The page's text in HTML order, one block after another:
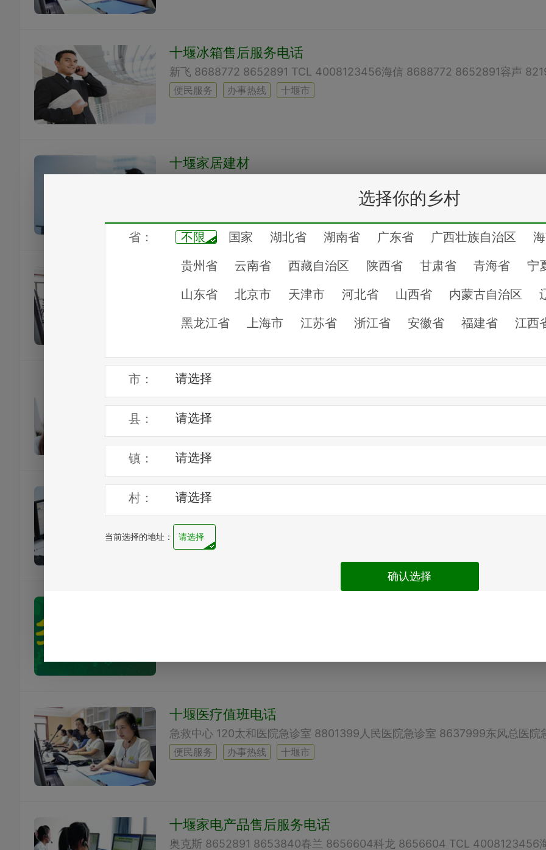
十堰冰箱售后服务电话
便民服务 办事热线 十堰市
十堰家居建材
十堰银行保险客服咨询电话
十堰生活服务热线
便民服务
十堰市举报电话
便民服务
十堰医疗值班电话
便民服务 办事热线 十堰市
十堰家电产品售后服务电话